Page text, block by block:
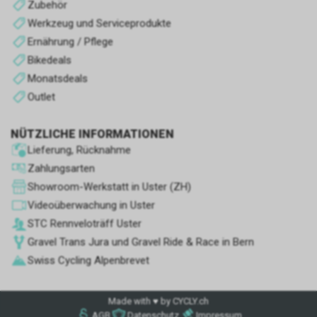
Zubehör
Werkzeug und Serviceprodukte
Ernährung / Pflege
Bikedeals
Monatsdeals
Outlet
NÜTZLICHE INFORMATIONEN
Lieferung, Rücknahme
Zahlungsarten
Showroom-Werkstatt in Uster (ZH)
Videoüberwachung in Uster
STC Rennve­loträff Uster
Gravel Trans Jura und Gravel Ride & Race in Bern
Swiss Cycling Alpenbrevet
Made with ♥ by CYCLY.ch